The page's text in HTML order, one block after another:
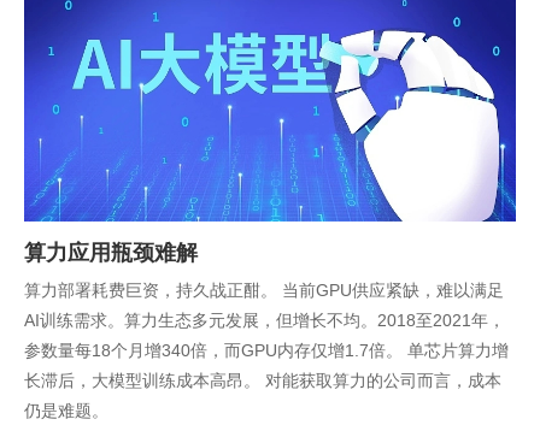
算力应用瓶颈难解
算力部署耗费巨资，持久战正酣。 当前GPU供应紧缺，难以满足
AI训练需求。算力生态多元发展，但增长不均。2018至2021年，
参数量每18个月增340倍，而GPU内存仅增1.7倍。 单芯片算力增
长滞后，大模型训练成本高昂。 对能获取算力的公司而言，成本
仍是难题。